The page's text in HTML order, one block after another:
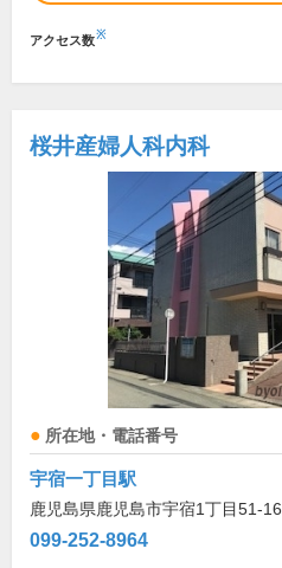
アクセス数※
桜井産婦人科内科
所在地・電話番号
宇宿一丁目駅
鹿児島県鹿児島市宇宿1丁目51-16
099-252-8964